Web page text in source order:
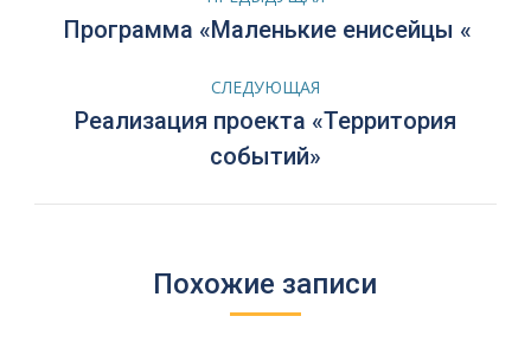
по
Предыдущая
Программа «Маленькие енисейцы «
СЛЕДУЮЩАЯ
Следующая
запись:
Реализация проекта «Территория
событий»
Похожие записи